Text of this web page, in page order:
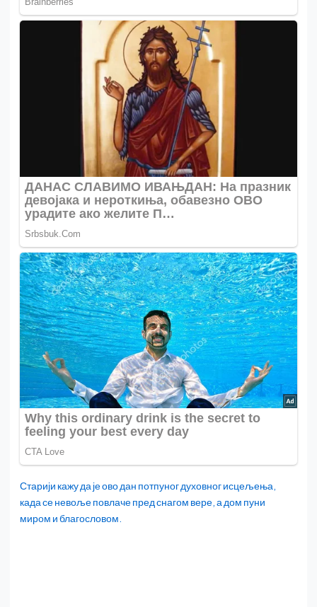
Старији кажу да је ово дан потпуног духовног исцељења,
када се невоље повлаче пред снагом вере, а дом пуни
миром и благословом.